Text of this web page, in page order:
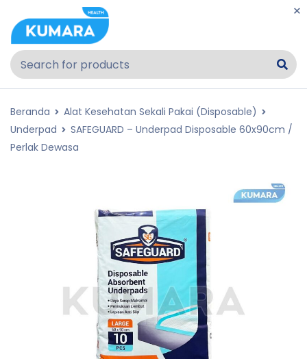
Beranda
Alat Kesehatan Sekali Pakai (Disposable)
Underpad
SAFEGUARD – Underpad Disposable 60x90cm /
Perlak Dewasa